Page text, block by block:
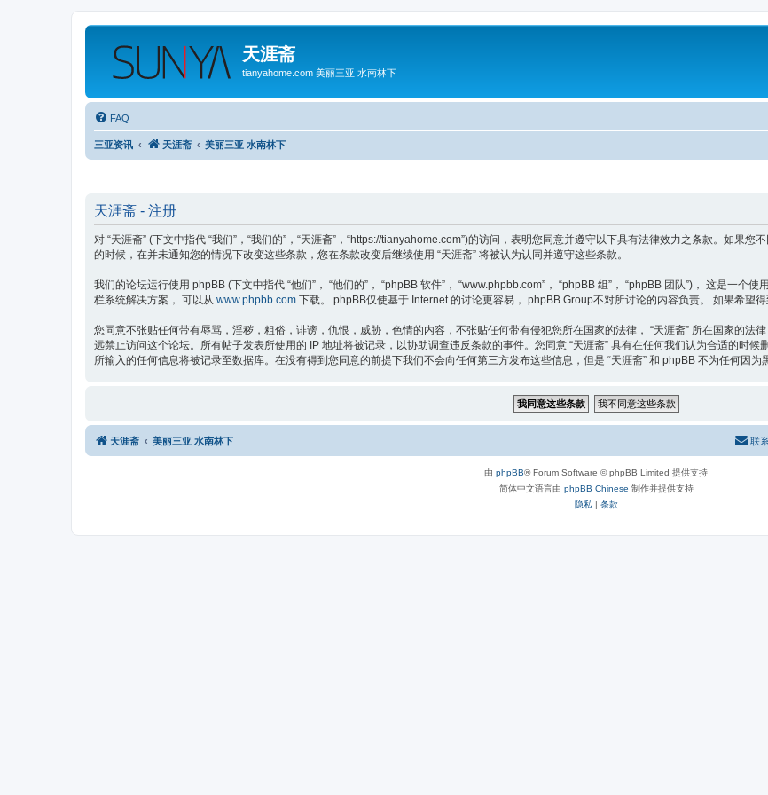
天涯斋
tianyahome.com 美丽三亚 水南林下
FAQ
三亚资讯 天涯斋 美丽三亚 水南林下
天涯斋 - 注册
对 “天涯斋” (下文中指代 “我们”，“我们的”，“天涯斋”，“https://tianyahome.com”)的访问，表明您同意并遵守以下具有法律效力之条款。如果
的时候，在并未通知您的情况下改变这些条款，您在条款改变后继续使用 “天涯斋” 将被认为认同并遵守这些条款。
我们的论坛运行使用 phpBB (下文中指代 “他们”， “他们的”， “phpBB 软件”， “www.phpbb.com”， “phpBB 组”， “phpBB 团队”)， 这是一个使
栏系统解决方案， 可以从 www.phpbb.com 下载。 phpBB仅使基于 Internet 的讨论更容易， phpBB Group不对所讨论的内容负责。 如果希望
您同意不张贴任何带有辱骂，淫秽，粗俗，诽谤，仇恨，威胁，色情的内容，不张贴任何带有侵犯您所在国家的法律， “天涯斋” 所在国家的法
远禁止访问这个论坛。所有帖子发表所使用的 IP 地址将被记录，以协助调查违反条款的事件。您同意 “天涯斋” 具有在任何我们认为合适的时
所输入的任何信息将被记录至数据库。在没有得到您同意的前提下我们不会向任何第三方发布这些信息，但是 “天涯斋” 和 phpBB 不为任何因
天涯斋 美丽三亚 水南林下 联
由 phpBB® Forum Software © phpBB Limited 提供支持
简体中文语言由 phpBB Chinese 制作并提供支持
隐私 | 条款